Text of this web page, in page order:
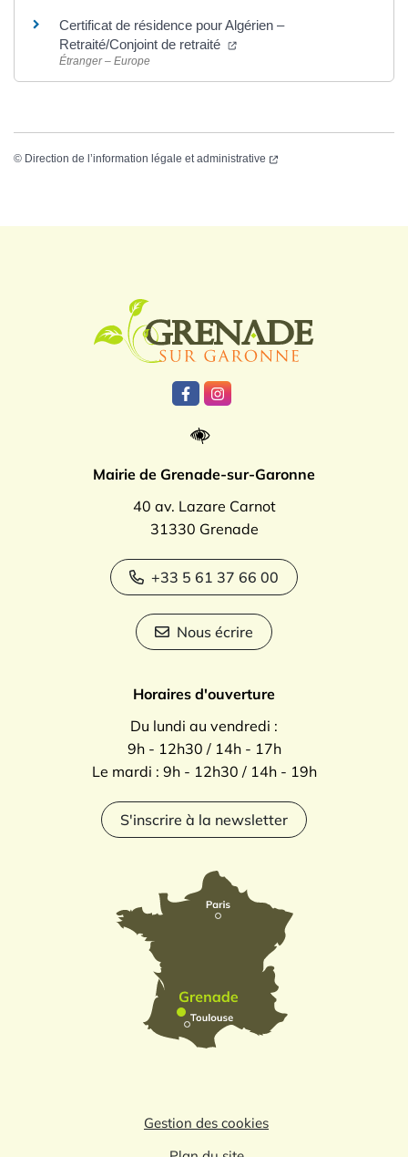
Certificat de résidence pour Algérien –
Retraité/Conjoint de retraité
Étranger – Europe
© Direction de l’information légale et administrative
Lien vers le compte Facebook
Lien vers le compte
Mairie de Grenade-sur-Garonne
40 av. Lazare Carnot
31330 Grenade
+33 5 61 37 66 00
Nous écrire
Horaires d'ouverture
Du lundi au vendredi :
9h - 12h30 / 14h - 17h
Le mardi : 9h - 12h30 / 14h - 19h
S'inscrire à la newsletter
Gestion des cookies